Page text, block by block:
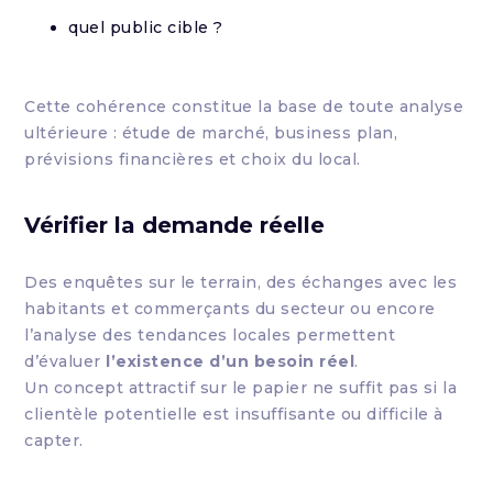
quel public cible ?
Cette cohérence constitue la base de toute analyse
ultérieure : étude de marché, business plan,
prévisions financières et choix du local.
Vérifier la demande réelle
Des enquêtes sur le terrain, des échanges avec les
habitants et commerçants du secteur ou encore
l’analyse des tendances locales permettent
d’évaluer l’existence d’un besoin réel.
Un concept attractif sur le papier ne suffit pas si la
clientèle potentielle est insuffisante ou difficile à
capter.